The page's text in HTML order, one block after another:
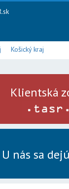
Košický kraj
Klientská
U nás sa